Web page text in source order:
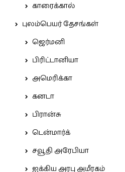
காரைக்கால்
புலம்பெயர் தேசங்கள்
ஜெர்மனி
பிரிட்டானியா
அமெரிக்கா
கனடா
பிரான்சு
டென்மார்க்
சவூதி அரேபியா
ஐக்கிய அரபு அமீரகம்